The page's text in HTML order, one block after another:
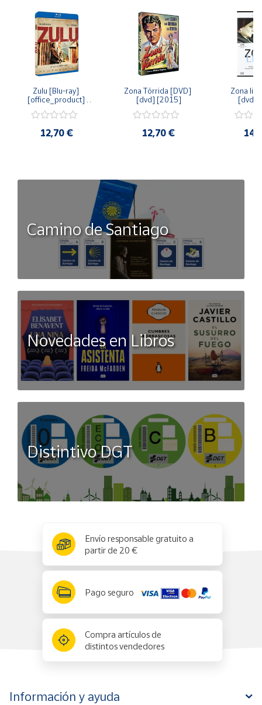
Zulu [Blu-ray]
[office_product]
12,70 €
Zona Tórrida [DVD]
[dvd] [2015]
12,70 €
Zona
[dvd]
Camino de Santiago
Novedades en Libros
Distintivo DGT
Envío responsable gratuito a
partir de 20 €
Pago seguro
Compra artículos de
distintos vendedores
Información y ayuda